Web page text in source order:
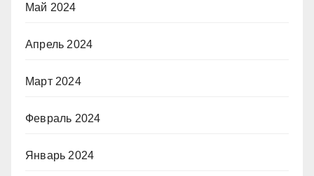
Май 2024
Апрель 2024
Март 2024
Февраль 2024
Январь 2024